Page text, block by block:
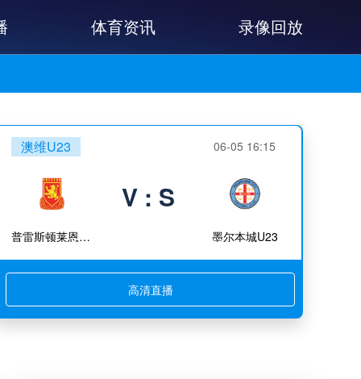
体育资讯 录像回放
澳维U23 06-05 16:15
普雷斯顿莱恩U23
V : S
墨尔本城U23
高清直播